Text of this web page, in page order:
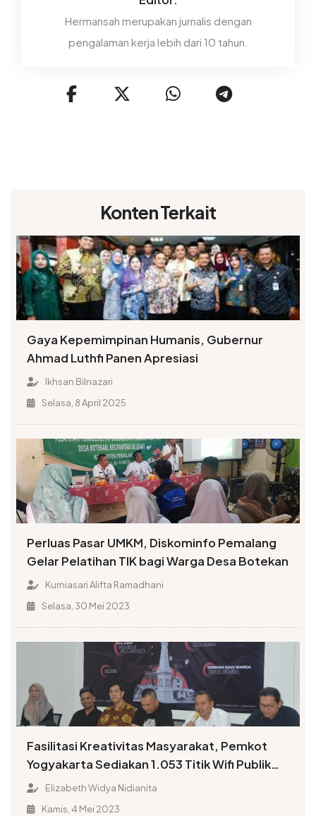
Hermansah merupakan jurnalis dengan
pengalaman kerja lebih dari 10 tahun.
Konten Terkait
Gaya Kepemimpinan Humanis, Gubernur
Ahmad Luthfi Panen Apresiasi
Ikhsan Bilnazari
Selasa, 8 April 2025
Perluas Pasar UMKM, Diskominfo Pemalang
Gelar Pelatihan TIK bagi Warga Desa Botekan
Kurniasari Alifta Ramadhani
Selasa, 30 Mei 2023
Fasilitasi Kreativitas Masyarakat, Pemkot
Yogyakarta Sediakan 1.053 Titik Wifi Publik
GratisElizabeth Widya Nidianita
Kamis, 4 Mei 2023